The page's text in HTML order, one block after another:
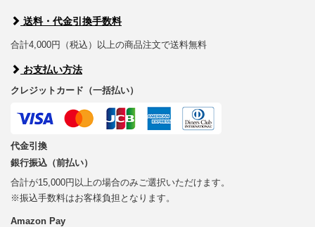
送料・代金引換手数料
合計4,000円（税込）以上の商品注文で送料無料
お支払い方法
クレジットカード（一括払い）
代金引換
銀行振込（前払い）
合計が15,000円以上の場合のみご選択いただけます。
※振込手数料はお客様負担となります。
Amazon Pay